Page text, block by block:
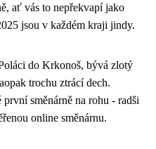
ať vás to nepřekvapí jako
jsou v každém kraji jindy.
do Krkonoš, bývá zlotý
trochu ztrácí dech.
směnárně na rohu - radši
online směnárnu.